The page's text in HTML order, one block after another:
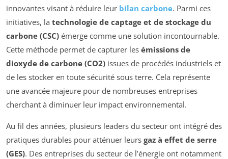
innovantes visant à réduire leur bilan carbone. Parmi ces
initiatives, la technologie de captage et de stockage du
carbone (CSC) émerge comme une solution incontournable.
Cette méthode permet de capturer les émissions de
dioxyde de carbone (CO2) issues de procédés industriels et
de les stocker en toute sécurité sous terre. Cela représente
une avancée majeure pour de nombreuses entreprises
cherchant à diminuer leur impact environnemental.
Au fil des années, plusieurs leaders du secteur ont intégré des
pratiques durables pour atténuer leurs gaz à effet de serre
(GES). Des entreprises du secteur de l’énergie ont notamment